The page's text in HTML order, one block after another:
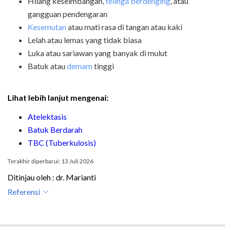
gangguan pendengaran
Kesemutanatau mati rasa di tangan atau kaki
Lelah atau lemas yang tidak biasa
Luka atau sariawan yang banyak di mulut
Batuk ataudemamtinggi
Lihat lebih lanjut mengenai:
Atelektasis
Batuk Berdarah
TBC (Tuberkulosis)
Terakhir diperbarui: 13 Juli 2026